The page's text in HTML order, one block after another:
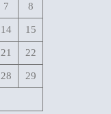
7 8
14 15
21 22
28 29